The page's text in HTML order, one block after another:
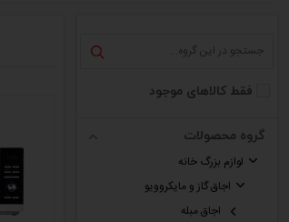
فقط کالاهای موجود
گروه محصولات
لوازم بزرگ خانه
اجاق گاز و مایکروویو
اجاق مبله